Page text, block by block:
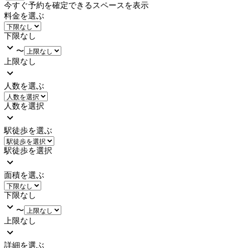
今すぐ予約を確定できるスペースを表示
料金を選ぶ
下限なし
〜
上限なし
人数を選ぶ
人数を選択
駅徒歩を選ぶ
駅徒歩を選択
面積を選ぶ
下限なし
〜
上限なし
詳細を選ぶ